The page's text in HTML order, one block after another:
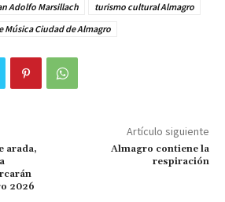
Adolfo Marsillach
turismo cultural Almagro
Música Ciudad de Almagro
arada,
2026
Artículo siguiente
Almagro contiene la
respiración